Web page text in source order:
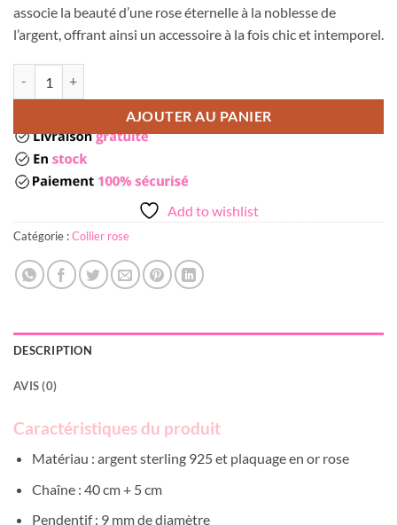
associe la beauté d’une rose éternelle à la noblesse de
l’argent, offrant ainsi un accessoire à la fois chic et intemporel.
AJOUTER AU PANIER
Add to wishlist
Catégorie :Collier rose
DESCRIPTION
AVIS (0)
Caractéristiques du produit
Matériau : argent sterling 925 et plaquage en or rose
Chaîne : 40 cm + 5 cm
Pendentif : 9 mm de diamètre